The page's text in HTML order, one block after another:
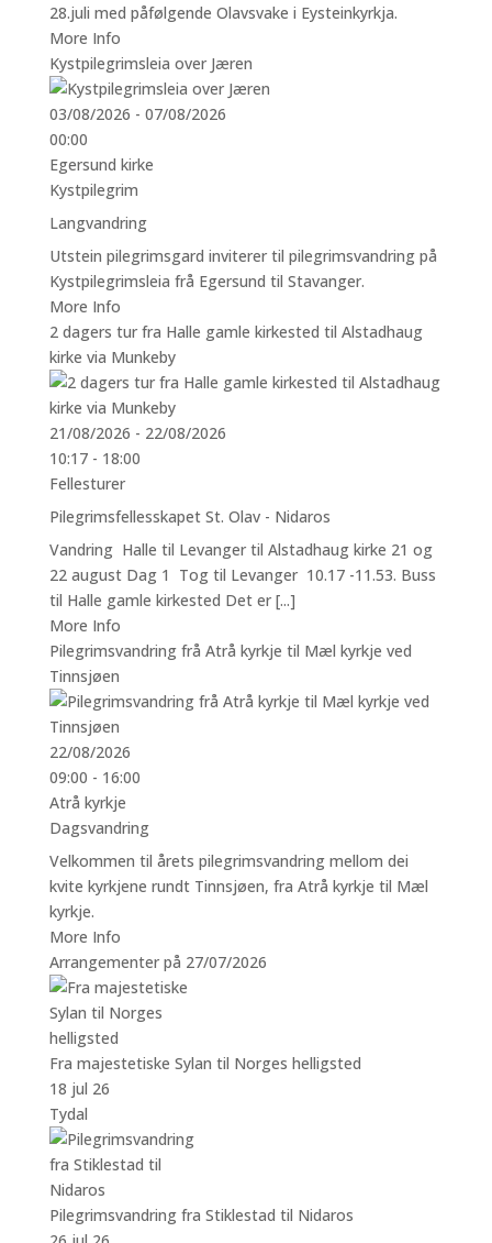
28.juli med påfølgende Olavsvake i Eysteinkyrkja.
More Info
Kystpilegrimsleia over Jæren
03/08/2026 - 07/08/2026
00:00
Egersund kirke
Kystpilegrim
Langvandring
Utstein pilegrimsgard inviterer til pilegrimsvandring på
Kystpilegrimsleia frå Egersund til Stavanger.
More Info
2 dagers tur fra Halle gamle kirkested til Alstadhaug
kirke via Munkeby
21/08/2026 - 22/08/2026
10:17 - 18:00
Fellesturer
Pilegrimsfellesskapet St. Olav - Nidaros
Vandring Halle til Levanger til Alstadhaug kirke 21 og
22 august Dag 1 Tog til Levanger 10.17 -11.53. Buss
til Halle gamle kirkested Det er [...]
More Info
Pilegrimsvandring frå Atrå kyrkje til Mæl kyrkje ved
Tinnsjøen
22/08/2026
09:00 - 16:00
Atrå kyrkje
Dagsvandring
Velkommen til årets pilegrimsvandring mellom dei
kvite kyrkjene rundt Tinnsjøen, fra Atrå kyrkje til Mæl
kyrkje.
More Info
Arrangementer på 27/07/2026
Fra majestetiske Sylan til Norges helligsted
18 jul 26
Tydal
Pilegrimsvandring fra Stiklestad til Nidaros